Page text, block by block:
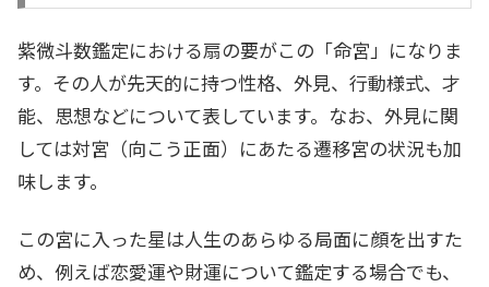
紫微斗数鑑定における扇の要がこの「命宮」になりま
す。その人が先天的に持つ性格、外見、行動様式、才
能、思想などについて表しています。なお、外見に関
しては対宮（向こう正面）にあたる遷移宮の状況も加
味します。
この宮に入った星は人生のあらゆる局面に顔を出すた
め、例えば恋愛運や財運について鑑定する場合でも、